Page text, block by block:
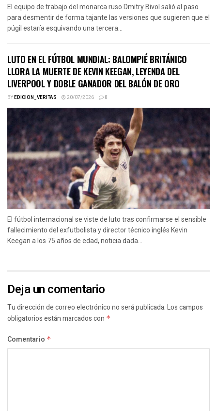
El equipo de trabajo del monarca ruso Dmitry Bivol salió al paso
para desmentir de forma tajante las versiones que sugieren que el
púgil estaría esquivando una tercera...
LUTO EN EL FÚTBOL MUNDIAL: BALOMPIÉ BRITÁNICO
LLORA LA MUERTE DE KEVIN KEEGAN, LEYENDA DEL
LIVERPOOL Y DOBLE GANADOR DEL BALÓN DE ORO
BYEDICION_VERITAS 20/07/2026 0
El fútbol internacional se viste de luto tras confirmarse el sensible
fallecimiento del exfutbolista y director técnico inglés Kevin
Keegan a los 75 años de edad, noticia dada...
Deja un comentario
Tu dirección de correo electrónico no será publicada.Los campos
obligatorios están marcados con *
Comentario *